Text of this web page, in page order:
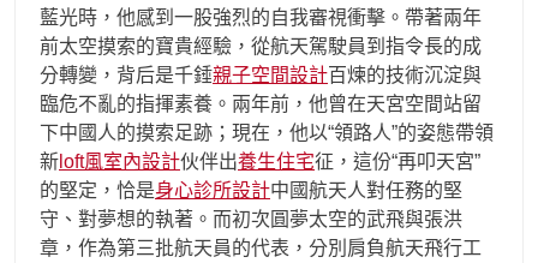
藍光時，他感到一股強烈的自我審視衝擊。帶著兩年
前太空摸索的寶貴經驗，從航天駕駛員到指令長的成
分轉變，背后是千錘親子空間設計百煉的技術沉淀與
臨危不亂的指揮素養。兩年前，他曾在天宮空間站留
下中國人的摸索足跡；現在，他以“領路人”的姿態帶領
新 loft風室內設計伙伴出養生住宅征，這份“再叩天宮”
的堅定，恰是身心診所設計中國航天人對任務的堅
守、對夢想的執著。而初次圓夢太空的武飛與張洪
章，作為第三批航天員的代表，分別肩負航天飛行工